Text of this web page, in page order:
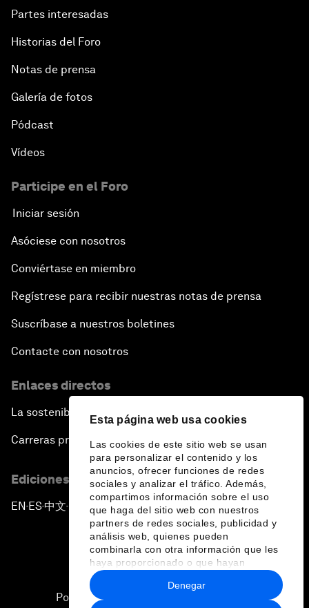
Esta página web usa cookies
Las cookies de este sitio web se usan
para personalizar el contenido y los
anuncios, ofrecer funciones de redes
sociales y analizar el tráfico. Además,
compartimos información sobre el uso
que haga del sitio web con nuestros
partners de redes sociales, publicidad y
análisis web, quienes pueden
combinarla con otra información que les
haya proporcionado o que hayan
recopilado a partir del uso que haya
hecho de sus servicios.
Denegar
Partes interesadas
Historias del Foro
Notas de prensa
Galería de fotos
Pódcast
Vídeos
Participe en el Foro
Iniciar sesión
Asóciese con nosotros
Conviértase en miembro
Regístrese para recibir nuestras notas de prensa
Suscríbase a nuestros boletines
Contacte con nosotros
Enlaces directos
La sostenibilidad en el Foro
Carreras profesionales
Ediciones en otros idiomas
EN ▪ES▪中文▪ 日本語
Política de privacidad y normas de uso